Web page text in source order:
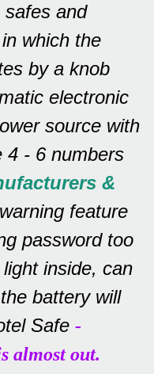
and
which the
by a knob
electronic
source with
4 - 6 numbers
&
feature
password too
inside, can
battery will
Safe -
almost out.